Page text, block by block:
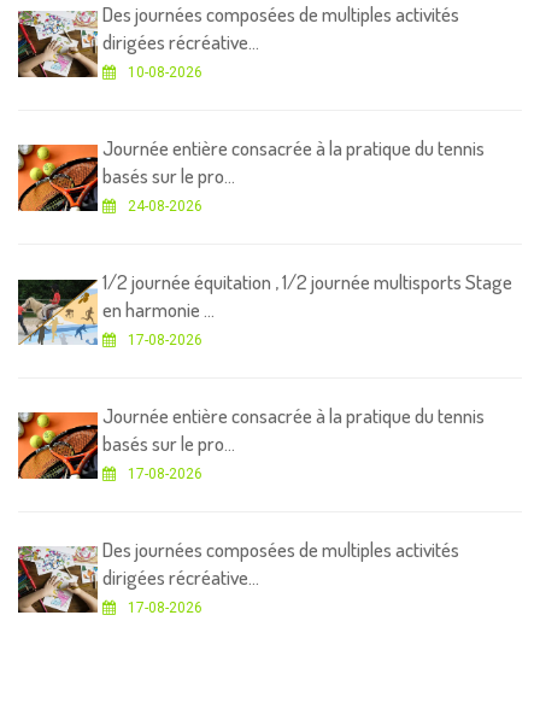
Des journées composées de multiples activités
dirigées récréative...
10-08-2026
Journée entière consacrée à la pratique du tennis
basés sur le pro...
24-08-2026
1/2 journée équitation , 1/2 journée multisports Stage
en harmonie ...
17-08-2026
Journée entière consacrée à la pratique du tennis
basés sur le pro...
17-08-2026
Des journées composées de multiples activités
dirigées récréative...
17-08-2026